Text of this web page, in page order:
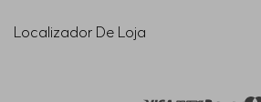
Localizador De Loja